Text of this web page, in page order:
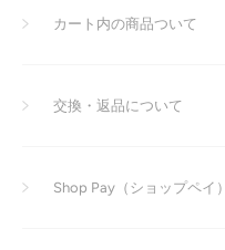
カート内の商品ついて
交換・返品について
Shop Pay（ショップペイ